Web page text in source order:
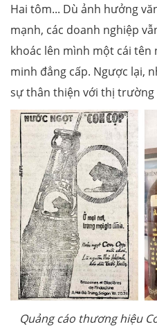
Hai tôm... Dù ảnh hưởng
mạnh, các doanh nghiệp
khoác lên mình một cái tên
minh đẳng cấp. Ngược lại,
sự thân thiện với thị trường
Quảng cáo thương hiệu